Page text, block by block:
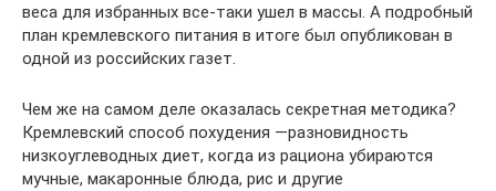
веса для избранных все-таки ушел в массы. А подробный
план кремлевского питания в итоге был опубликован в
одной из российских газет.
Чем же на самом деле оказалась секретная методика?
Кремлевский способ похудения —разновидность
низкоуглеводных диет, когда из рациона убираются
мучные, макаронные блюда, рис и другие